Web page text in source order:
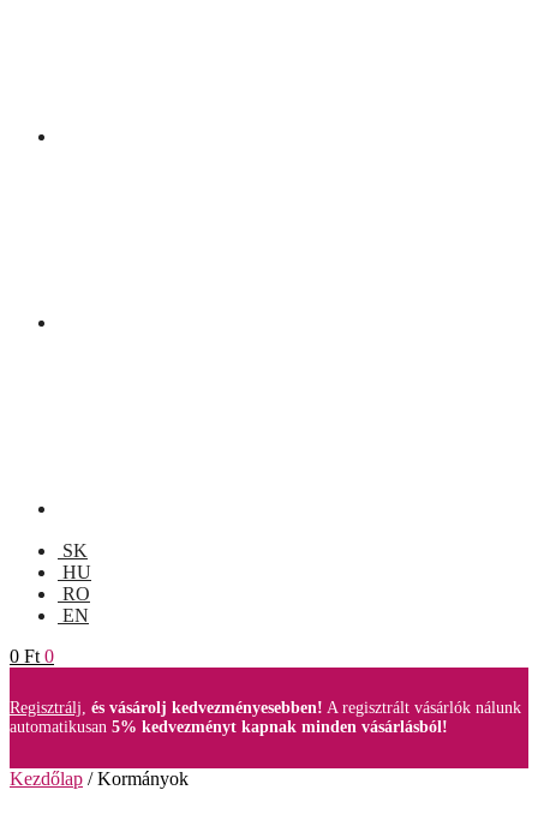
SK
HU
RO
EN
0 Ft 0
Regisztrálj, és vásárolj kedvezményesebben! A regisztrált vásárlók nálunk
automatikusan 5% kedvezményt kapnak minden vásárlásból!
Kezdőlap /Kormányok